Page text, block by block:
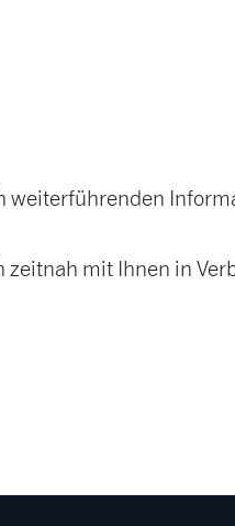
weiterführenden
mit Ihnen in